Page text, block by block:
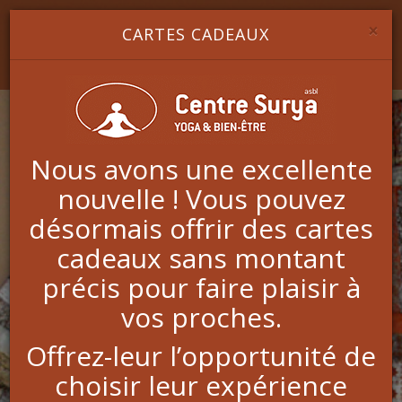
Image 1
Image 2
Image 3
YOGA & BIEN-ÊTRE
Drainage lymphatique
Renata França
Le drainage lymphatique de la Méthode Renata França
se distingue des techniques traditionnelles par son
toucher précis, avec un rythme, des pressions, des
pompages, des glissements et des manœuvres
totalement différents, qui permettent d'obtenir des
×
CARTES CADEAUX
Nous avons une excellente
nouvelle ! Vous pouvez
désormais offrir des cartes
cadeaux sans montant
précis pour faire plaisir à
vos proches.
Offrez-leur l’opportunité de
choisir leur expérience